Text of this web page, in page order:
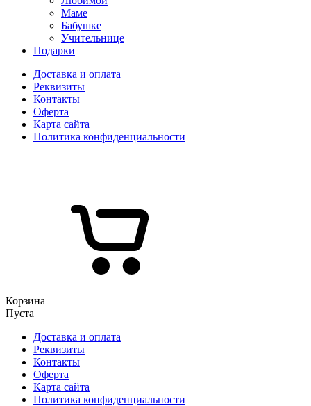
Маме
Бабушке
Учительнице
Подарки
Доставка и оплата
Реквизиты
Контакты
Оферта
Карта сайта
Политика конфиденциальности
Корзина
Пуста
Доставка и оплата
Реквизиты
Контакты
Оферта
Карта сайта
Политика конфиденциальности